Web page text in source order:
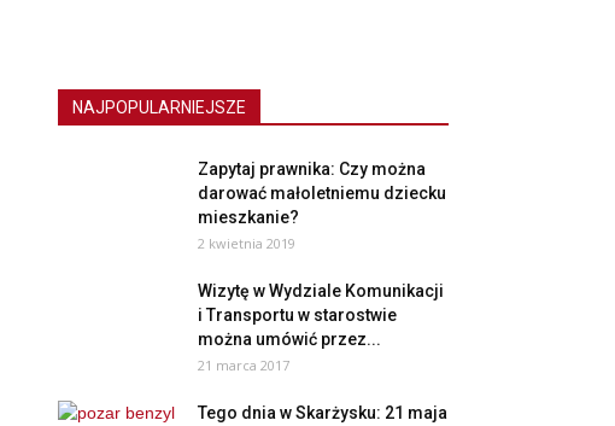
NAJPOPULARNIEJSZE
Zapytaj prawnika: Czy można
darować małoletniemu dziecku
mieszkanie?
2 kwietnia 2019
Wizytę w Wydziale Komunikacji
i Transportu w starostwie
można umówić przez...
21 marca 2017
Tego dnia w Skarżysku: 21 maja